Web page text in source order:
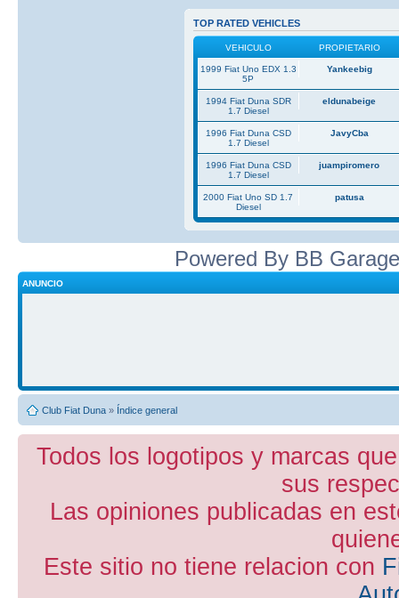
TOP RATED VEHICLES
VEHICULO PROPIETARIO
1999 Fiat Uno EDX 1.3
5P
Yankeebig
1994 Fiat Duna SDR
1.7 Diesel
eldunabeige
1996 Fiat Duna CSD
1.7 Diesel
JavyCba
1996 Fiat Duna CSD
1.7 Diesel
juampiromero
2000 Fiat Uno SD 1.7
Diesel
patusa
Powered By BB
ANUNCIO
Club Fiat Duna » Índice general
Todos los logotipos y marcas
sus
Las opiniones publicadas en
Este sitio no tiene relacion con